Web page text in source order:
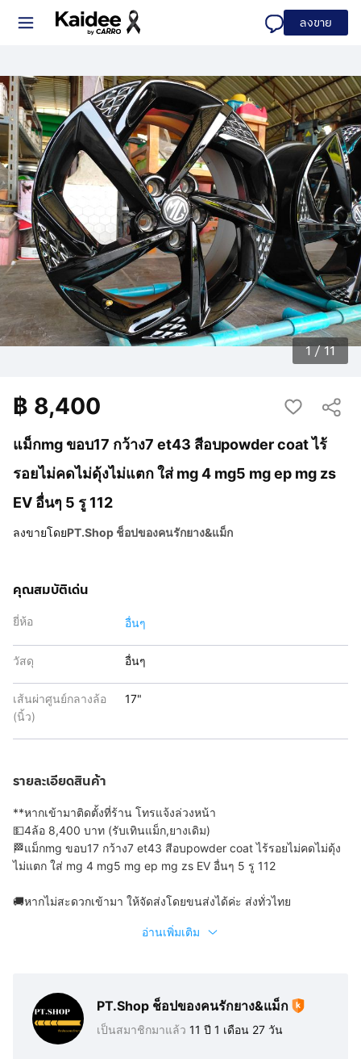
ลงขาย
1/11
แม็กmg ขอบ17 กว้าง7 et43 สีอบpowder coat ไร้
รอยไม่คดไม่ดุ้งไม่แตก ใส่ mg 4 mg5 mg ep mg zs
EV อื่นๆ 5 รู 112
฿ 8,400
ลงขายโดยPT.Shop ช็อปของคนรักยาง&แม็ก
คุณสมบัติเด่น
ยี่ห้อ อื่นๆ
วัสดุ อื่นๆ
เส้นผ่าศูนย์กลางล้อ
(นิ้ว)
17"
รายละเอียดสินค้า
**หากเข้ามาติดตั้งที่ร้าน โทรแจ้งล่วงหน้า
💵4ล้อ 8,400 บาท (รับเทินแม็ก,ยางเดิม)
🏁แม็กmg ขอบ17 กว้าง7 et43 สีอบpowder coat ไร้รอยไม่คดไม่ดุ้ง
ไม่แตก ใส่ mg 4 mg5 mg ep mg zs EV อื่นๆ 5 รู 112
🚚หากไม่สะดวกเข้ามา ให้จัดส่งโดยขนส่งได้ค่ะ ส่งทั่วไทย
อ่านเพิ่มเติม
PT.Shop ช็อปของคนรักยาง&แม็ก
เป็นสมาชิกมาแล้ว 11 ปี 1 เดือน 27 วัน